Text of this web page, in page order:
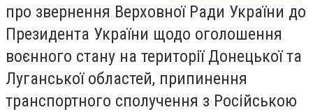
про звернення Верховної Ради України до
Президента України щодо оголошення
воєнного стану на території Донецької та
Луганської областей, припинення
транспортного сполучення з Російською